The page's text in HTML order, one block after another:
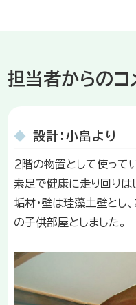
担当者からの
◆ 設計：小畠より
２階の物置として使って
素足で健康に走り回りは
垢材・壁は珪藻土壁とし
の子供部屋としました。